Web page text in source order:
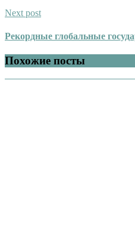
Next post
Рекордные глобальные
Похожие посты